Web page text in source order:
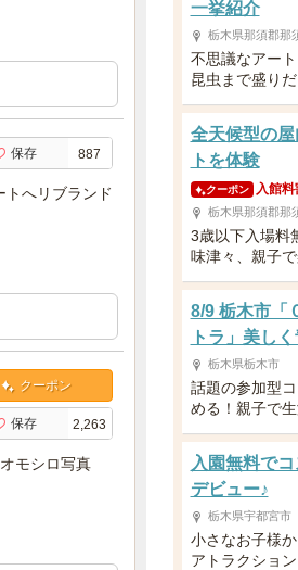
保存 887
へリブランド
クーポン
保存 2,263
モシロ写真
一挙紹介
栃木県那須郡那
不思議なアー
昆虫まで盛り
全天候型の
トを体験
クーポン 入館
栃木県那須郡那
3歳以下入場料
味津々、親子
8/9 栃木市「
トラ」美し
栃木県栃木市
話題の参加型
める！親子で
入園無料で
デビュー♪
栃木県宇都宮市
小さなお子様
アトラクショ